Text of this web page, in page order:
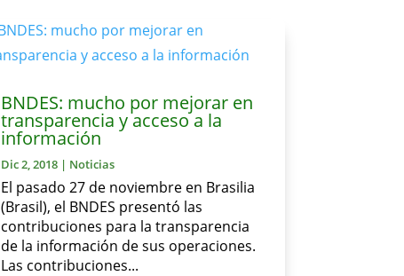
BNDES: mucho por mejorar en
transparencia y acceso a la
información
Dic 2, 2018 | Noticias
El pasado 27 de noviembre en Brasilia
(Brasil), el BNDES presentó las
contribuciones para la transparencia
de la información de sus operaciones.
Las contribuciones...